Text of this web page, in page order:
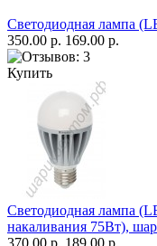
Светодиодная лампа
350.00 р. 169.00 р.
Купить
Светодиодная лампа
накаливания 75Вт),